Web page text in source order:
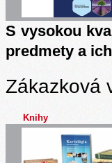
S vysokou
predmety a
Zákazková
Knihy